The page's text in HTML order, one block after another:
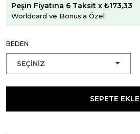
Peşin Fiyatına 6 Taksit x ₺173,33
Worldcard ve Bonus'a Özel
BEDEN
SEPETE EKLE